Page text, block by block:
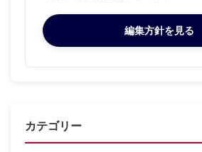
編集方針を見る
カテゴリー